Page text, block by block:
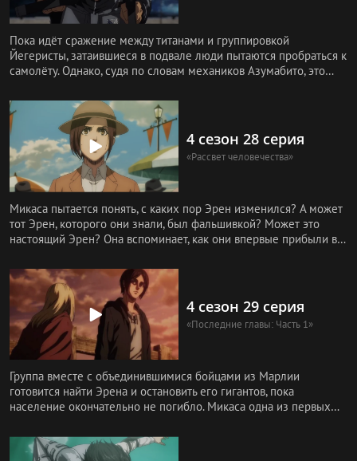
Пока идёт сражениe между титанами и группировкой
Йегеристы, затаившиеся в подвале люди пытаются пробраться к
самолёту. Однако, судя по словам механиков Азумабито, это
4 сезон 28 серия
«Рассвет человечества»
Микаса пытается понять, с каких пор Эрен изменился? А может
тот Эрен, которого они знали, был фальшивкой? Может это
настоящий Эрен? Она вспоминает, как они впервые прибыли в
4 сезон 29 серия
«Последние главы: Часть 1»
Группа вместе с объединившимися бойцами из Марлии
готовится найти Эрена и остановить его гигантов, пока
население окончательно не погибло. Микаса одна из первых